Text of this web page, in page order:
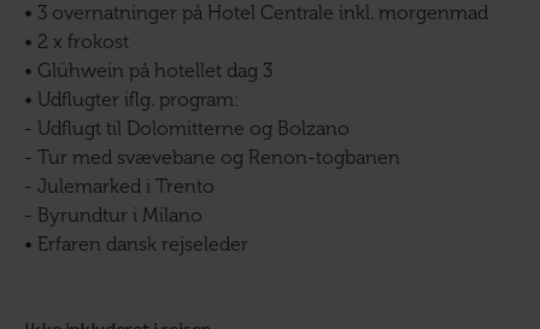
• 3 overnatninger på Hotel Centrale inkl. morgenmad
• 2 x frokost
• Glühwein på hotellet dag 3
• Udflugter iflg. program:
- Udflugt til Dolomitterne og Bolzano
- Tur med svævebane og Renon-togbanen
- Julemarked i Trento
- Byrundtur i Milano
• Erfaren dansk rejseleder